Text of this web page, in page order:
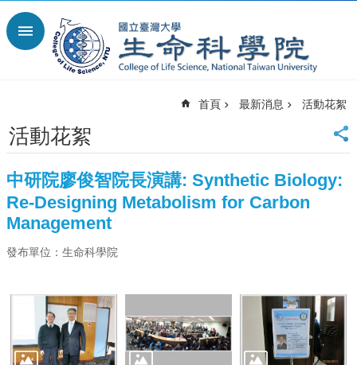
跳到主要內容區塊
進
首
頁
大
首
頁
站
English
最
新
首頁 最新消息 活動花絮
活動花絮
中研院廖俊智院長演講: Synthetic Biology:
Re-Designing Metabolism for Carbon
Management
發布單位：生命科學院